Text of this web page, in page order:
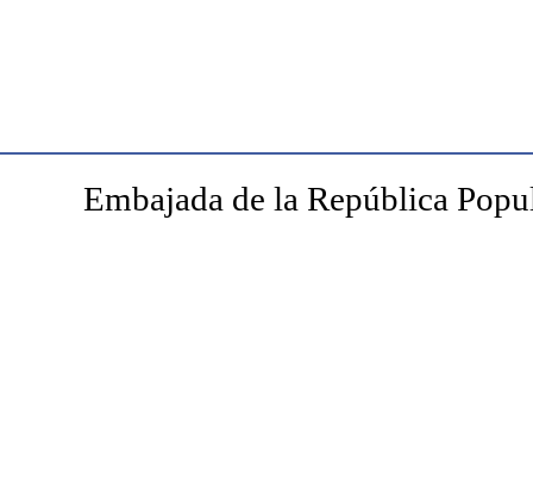
Embajada de la República